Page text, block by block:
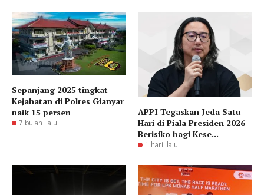
Sepanjang 2025 tingkat
Kejahatan di Polres Gianyar
naik 15 persen
7 bulan lalu
APPI Tegaskan Jeda Satu
Hari di Piala Presiden 2026
Berisiko bagi Kese...
1 hari lalu